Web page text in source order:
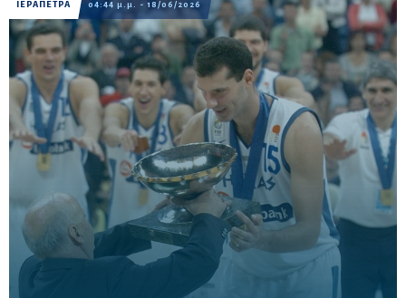
ΙΕΡΑΠΕΤΡΑ 04:44 μ.μ. - 18/06/2026